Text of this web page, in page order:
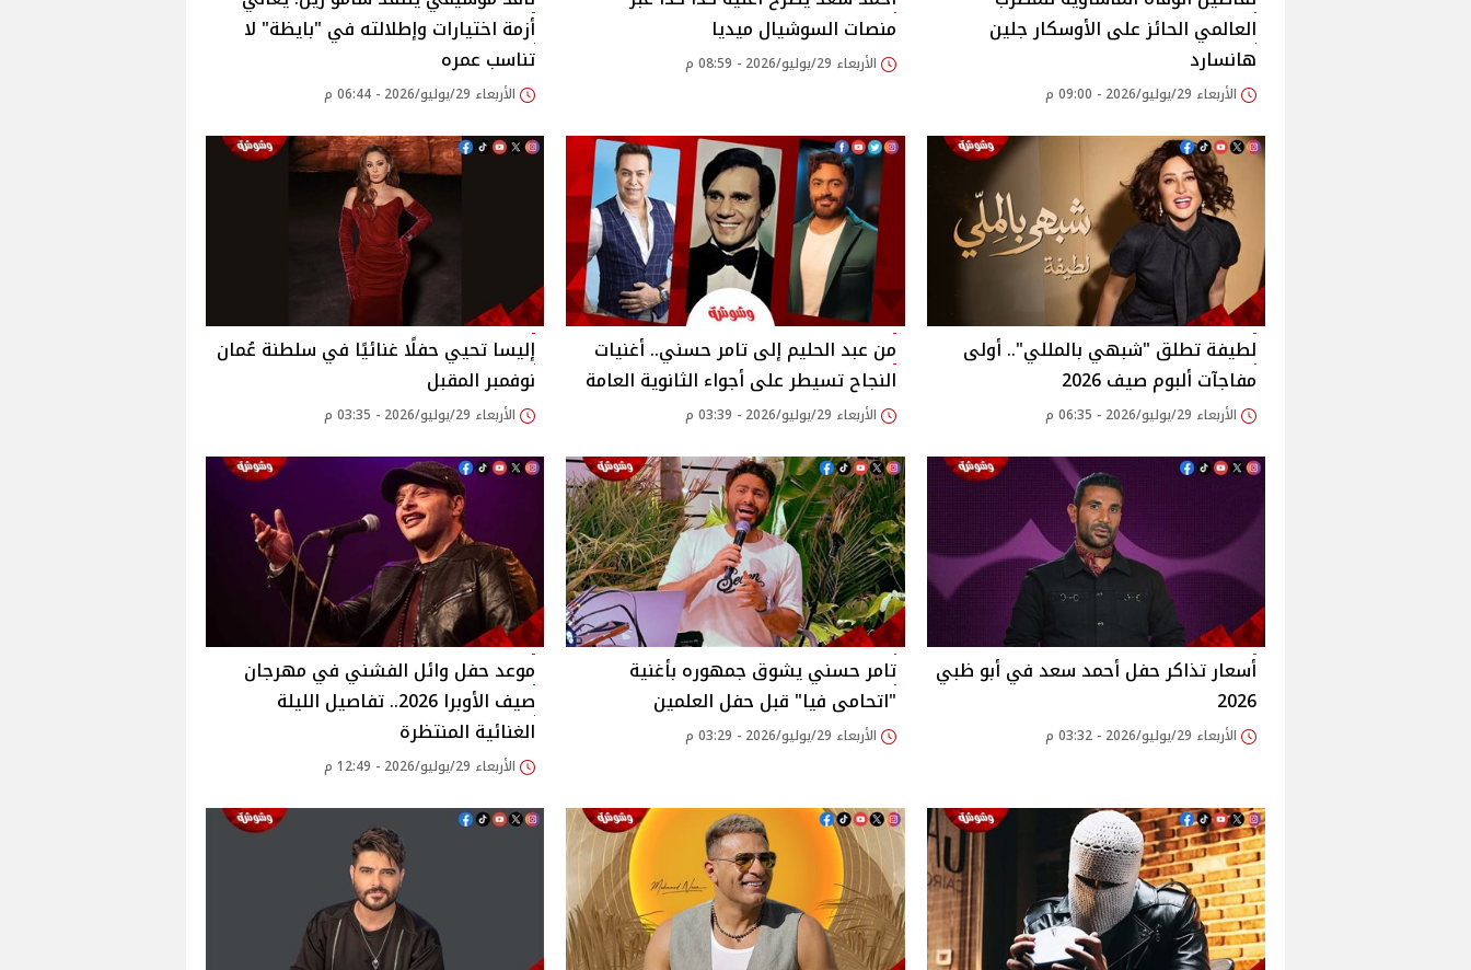
العالمي الحائز على الأوسكار جلين
هانسارد
الأربعاء 29/يوليو/2026 - 09:00 م
منصات السوشيال ميديا
الأربعاء 29/يوليو/2026 - 08:59 م
أزمة اختيارات وإطلالته في "بايظة" لا
تناسب عمره
الأربعاء 29/يوليو/2026 - 06:44 م
لطيفة تطلق "شبهي بالمللي".. أولى
مفاجآت ألبوم صيف 2026
الأربعاء 29/يوليو/2026 - 06:35 م
من عبد الحليم إلى تامر حسني.. أغنيات
النجاح تسيطر على أجواء الثانوية العامة
الأربعاء 29/يوليو/2026 - 03:39 م
إليسا تحيي حفلًا غنائيًا في سلطنة عُمان
نوفمبر المقبل
الأربعاء 29/يوليو/2026 - 03:35 م
أسعار تذاكر حفل أحمد سعد في أبو ظبي
2026
الأربعاء 29/يوليو/2026 - 03:32 م
تامر حسني يشوق جمهوره بأغنية
"اتحامى فيا" قبل حفل العلمين
الأربعاء 29/يوليو/2026 - 03:29 م
موعد حفل وائل الفشني في مهرجان
صيف الأوبرا 2026.. تفاصيل الليلة
الغنائية المنتظرة
الأربعاء 29/يوليو/2026 - 12:49 م